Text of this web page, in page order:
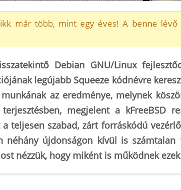
már több, mint egy éves! A benne lévő
Debian GNU/Linux
legújabb Squeeze kódnévre
az eredménye, melynek
megjelent a kFreeBSD
teljesen szabad, zárt forráskódú
néhány újdonságon kívül is
nézzük, hogy miként is működnek